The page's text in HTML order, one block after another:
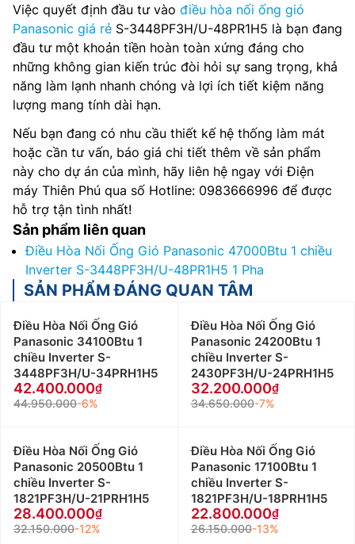
Việc quyết định đầu tư vào điều hòa nối ống gió
Panasonic giá rẻ S-3448PF3H/U-48PR1H5 là bạn đang
đầu tư một khoản tiền hoàn toàn xứng đáng cho
những không gian kiến trúc đòi hỏi sự sang trọng, khả
năng làm lạnh nhanh chóng và lợi ích tiết kiệm năng
lượng mang tính dài hạn.
Nếu bạn đang có nhu cầu thiết kế hệ thống làm mát
hoặc cần tư vấn, báo giá chi tiết thêm về sản phẩm
này cho dự án của mình, hãy liên hệ ngay với Điện
máy Thiên Phú qua số Hotline: 0983666996 để được
hỗ trợ tận tình nhất!
Sản phẩm liên quan
Điều Hòa Nối Ống Gió Panasonic 47000Btu 1 chiều
Inverter S-3448PF3H/U-48PR1H5 1 Pha
SẢN PHẨM ĐÁNG QUAN TÂM
Điều Hòa Nối Ống Gió
Panasonic 34100Btu 1
chiều Inverter S-
3448PF3H/U-34PRH1H5
42.400.000
44.950.000-6%
Điều Hòa Nối Ống Gió
Panasonic 24200Btu 1
chiều Inverter S-
2430PF3H/U-24PRH1H5
32.200.000
34.650.000-7%
Điều Hòa Nối Ống Gió
Panasonic 20500Btu 1
chiều Inverter S-
1821PF3H/U-21PRH1H5
28.400.000
32.150.000-12%
Điều Hòa Nối Ống Gió
Panasonic 17100Btu 1
chiều Inverter S-
1821PF3H/U-18PRH1H5
22.800.000
26.150.000-13%